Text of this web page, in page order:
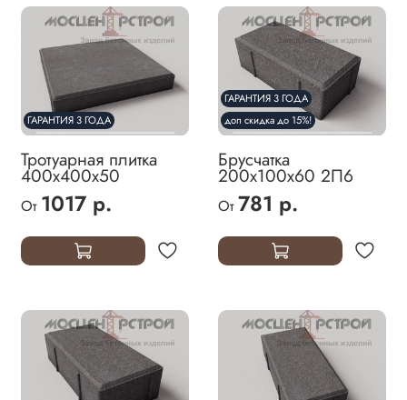
ГАРАНТИЯ 3 ГОДА
Тротуарная плитка
400х400х50
От 1017 р.
ГАРАНТИЯ 3 ГОДА
доп скидка до 15%!
Брусчатка
200х100х60 2П6
От 781 р.